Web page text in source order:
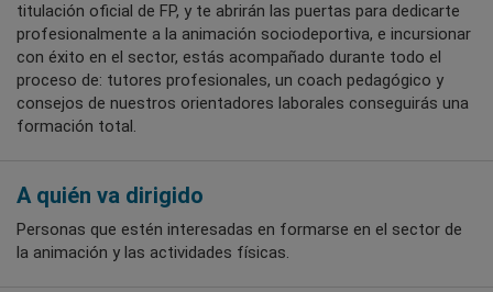
titulación oficial de FP, y te abrirán las puertas para dedicarte
profesionalmente a la animación sociodeportiva, e incursionar
con éxito en el sector, estás acompañado durante todo el
proceso de: tutores profesionales, un coach pedagógico y
consejos de nuestros orientadores laborales conseguirás una
formación total.
A quién va dirigido
Personas que estén interesadas en formarse en el sector de
la animación y las actividades físicas.